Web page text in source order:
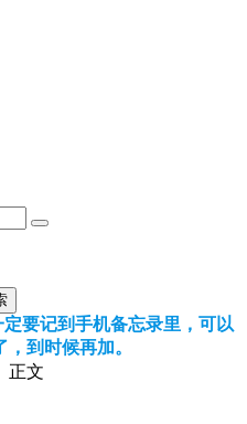
定要记到手机备忘录里，可以
到时候再加。
正文